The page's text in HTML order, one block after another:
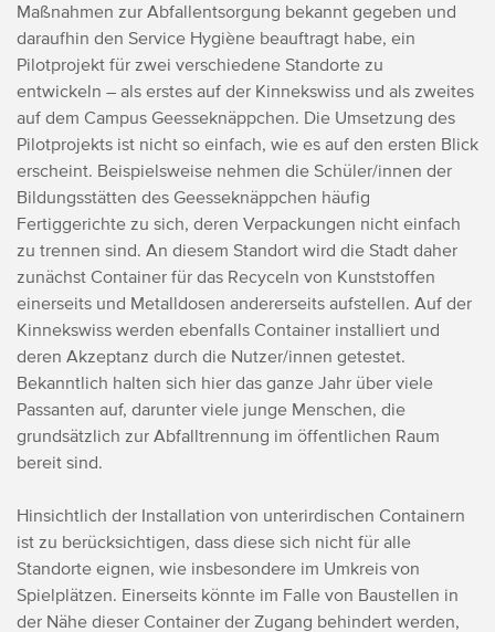
Maßnahmen zur Abfallentsorgung bekannt gegeben und
daraufhin den Service Hygiène beauftragt habe, ein
Pilotprojekt für zwei verschiedene Standorte zu
entwickeln – als erstes auf der Kinnekswiss und als zweites
auf dem Campus Geesseknäppchen. Die Umsetzung des
Pilotprojekts ist nicht so einfach, wie es auf den ersten Blick
erscheint. Beispielsweise nehmen die Schüler/innen der
Bildungsstätten des Geesseknäppchen häufig
Fertiggerichte zu sich, deren Verpackungen nicht einfach
zu trennen sind. An diesem Standort wird die Stadt daher
zunächst Container für das Recyceln von Kunststoffen
einerseits und Metalldosen andererseits aufstellen. Auf der
Kinnekswiss werden ebenfalls Container installiert und
deren Akzeptanz durch die Nutzer/innen getestet.
Bekanntlich halten sich hier das ganze Jahr über viele
Passanten auf, darunter viele junge Menschen, die
grundsätzlich zur Abfalltrennung im öffentlichen Raum
bereit sind.
Hinsichtlich der Installation von unterirdischen Containern
ist zu berücksichtigen, dass diese sich nicht für alle
Standorte eignen, wie insbesondere im Umkreis von
Spielplätzen. Einerseits könnte im Falle von Baustellen in
der Nähe dieser Container der Zugang behindert werden,